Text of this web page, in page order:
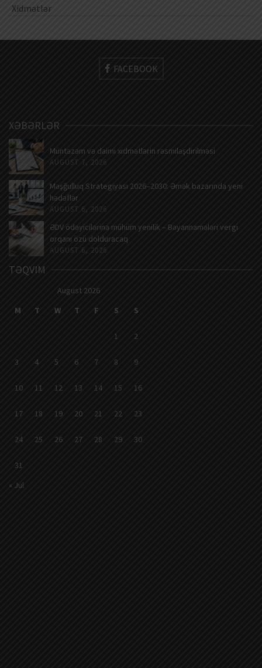
Xidmətlər
FACEBOOK
XƏBƏRLƏR
Müntəzəm və daimi xidmətlərin rəsmiləşdirilməsi
AUGUST 7, 2026
Məşğulluq Strategiyası 2026–2030: Əmək bazarında yeni
hədəflər
AUGUST 6, 2026
ƏDV ödəyicilərinə mühüm yenilik – Bəyannamələri vergi
orqanı özü dolduracaq
AUGUST 6, 2026
TƏQVIM
August 2026
M
T W T F S S
1 2
3 4 5 6 7 8 9
10 11 12 13 14 15 16
17 18 19 20 21 22 23
24 25 26 27 28 29 30
31
« Jul